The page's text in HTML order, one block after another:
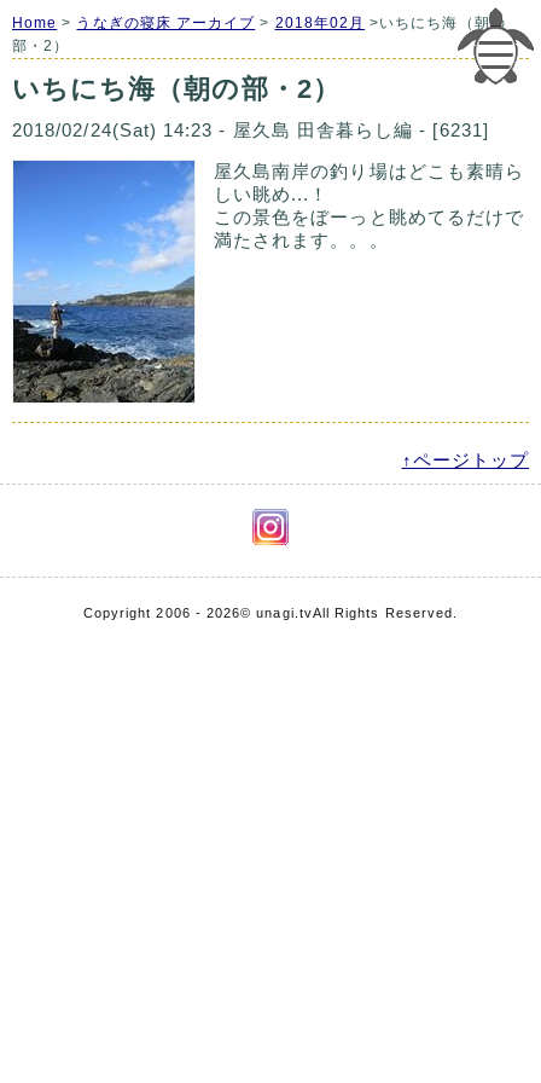
Home > うなぎの寝床 アーカイブ > 2018年02月 >いちにち海（朝の
部・2）
いちにち海（朝の部・2）
2018/02/24(Sat) 14:23 - 屋久島 田舎暮らし編 - [6231]
屋久島南岸の釣り場はどこも素晴ら
しい眺め...！
この景色をぼーっと眺めてるだけで
満たされます。。。
↑ページトップ
Copyright 2006 - 2026© unagi.tvAll Rights Reserved.